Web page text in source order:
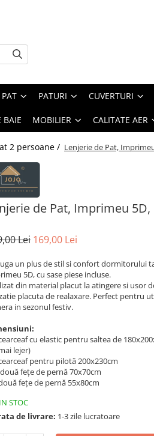
PATURI CUVERTURI
BAIE MOBILIER CALITATE AER
2 persoane / Lenjerie de Pat,
de Pat, Imprimeu
Lei 169,00 Lei
un plus de stil si confort dormitorului
5D, cu sase piese incluse.
din material placut la atingere si usor
placuta de realaxare. Perfect pentru
in sezonul festiv.
cu elastic pentru saltea de
lejer)
pentru pilotă 200x230cm
două fețe de pernă 70x70cm
fețe de pernă 55x80cm
IN STOC
de livrare: 1-3 zile lucratoare